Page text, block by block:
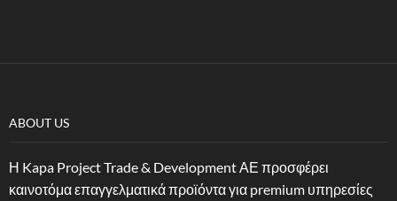
ABOUT US
Η Kapa Project Trade & Development ΑΕ προσφέρει
καινοτόμα επαγγελματικά προϊόντα για premium υπηρεσίες